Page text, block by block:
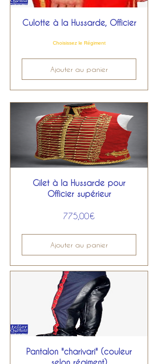
Culotte à la Hussarde, Officier
Choisissez le Régiment
Ajouter au panier
Gilet à la Hussarde pour
Officier supérieur
775,00€Prix
Ajouter au panier
Pantalon "charivari" (couleur